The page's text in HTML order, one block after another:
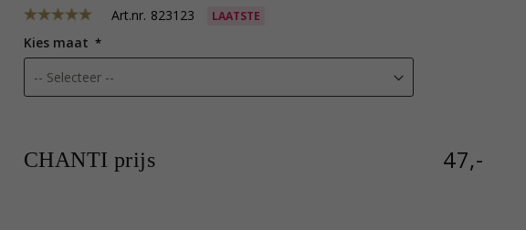
Art.nr. 823123 LAATSTE
Kies maat
CHANTI prijs 47,-